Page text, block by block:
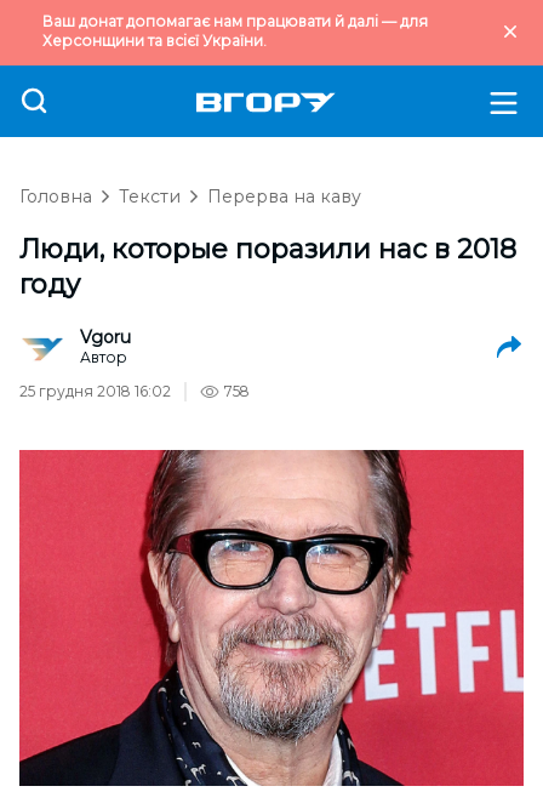
Ваш донат допомагає нам працювати й далі — для
Херсонщини та всієї України.
Головна Тексти Перерва на каву
Люди, которые поразили нас в 2018
году
Vgoru
Автор
25 грудня 2018 16:02
758